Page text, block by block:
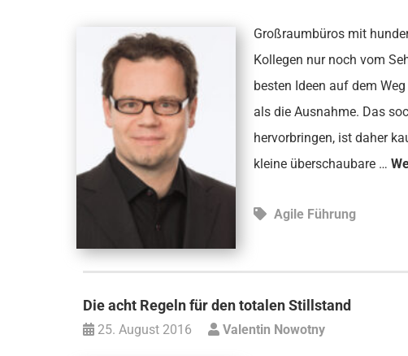
Großraumbüros mit
Kollegen nur noch vom
besten Ideen auf dem
als die Ausnahme. Das
hervorbringen, ist daher
kleine überschaubare …
Agile Führung
Die acht Regeln für den totalen Stillstand
25. August 2016 Valentin Nowotny